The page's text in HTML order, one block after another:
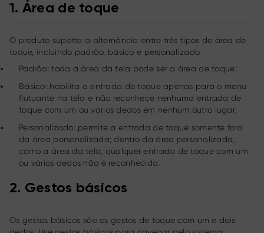
1. Área de toque
O produto suporta a alternância entre três tipos de área de
toque, incluindo padrão, básico e personalizado.
Padrão: toda a área da tela pode ser a área de toque;
Básico: habilita a entrada de toque apenas para o menu
flutuante na tela e não reconhece nenhuma entrada de
toque com um ou vários dedos em nenhum outro lugar;
Personalizado: permite a entrada de toque somente fora
da área personalizada; dentro da área personalizada,
como a área da tela, qualquer entrada de toque com um
ou vários dedos não é reconhecida.
2. Gestos básicos
Os gestos básicos são os gestos de toque com um e dois